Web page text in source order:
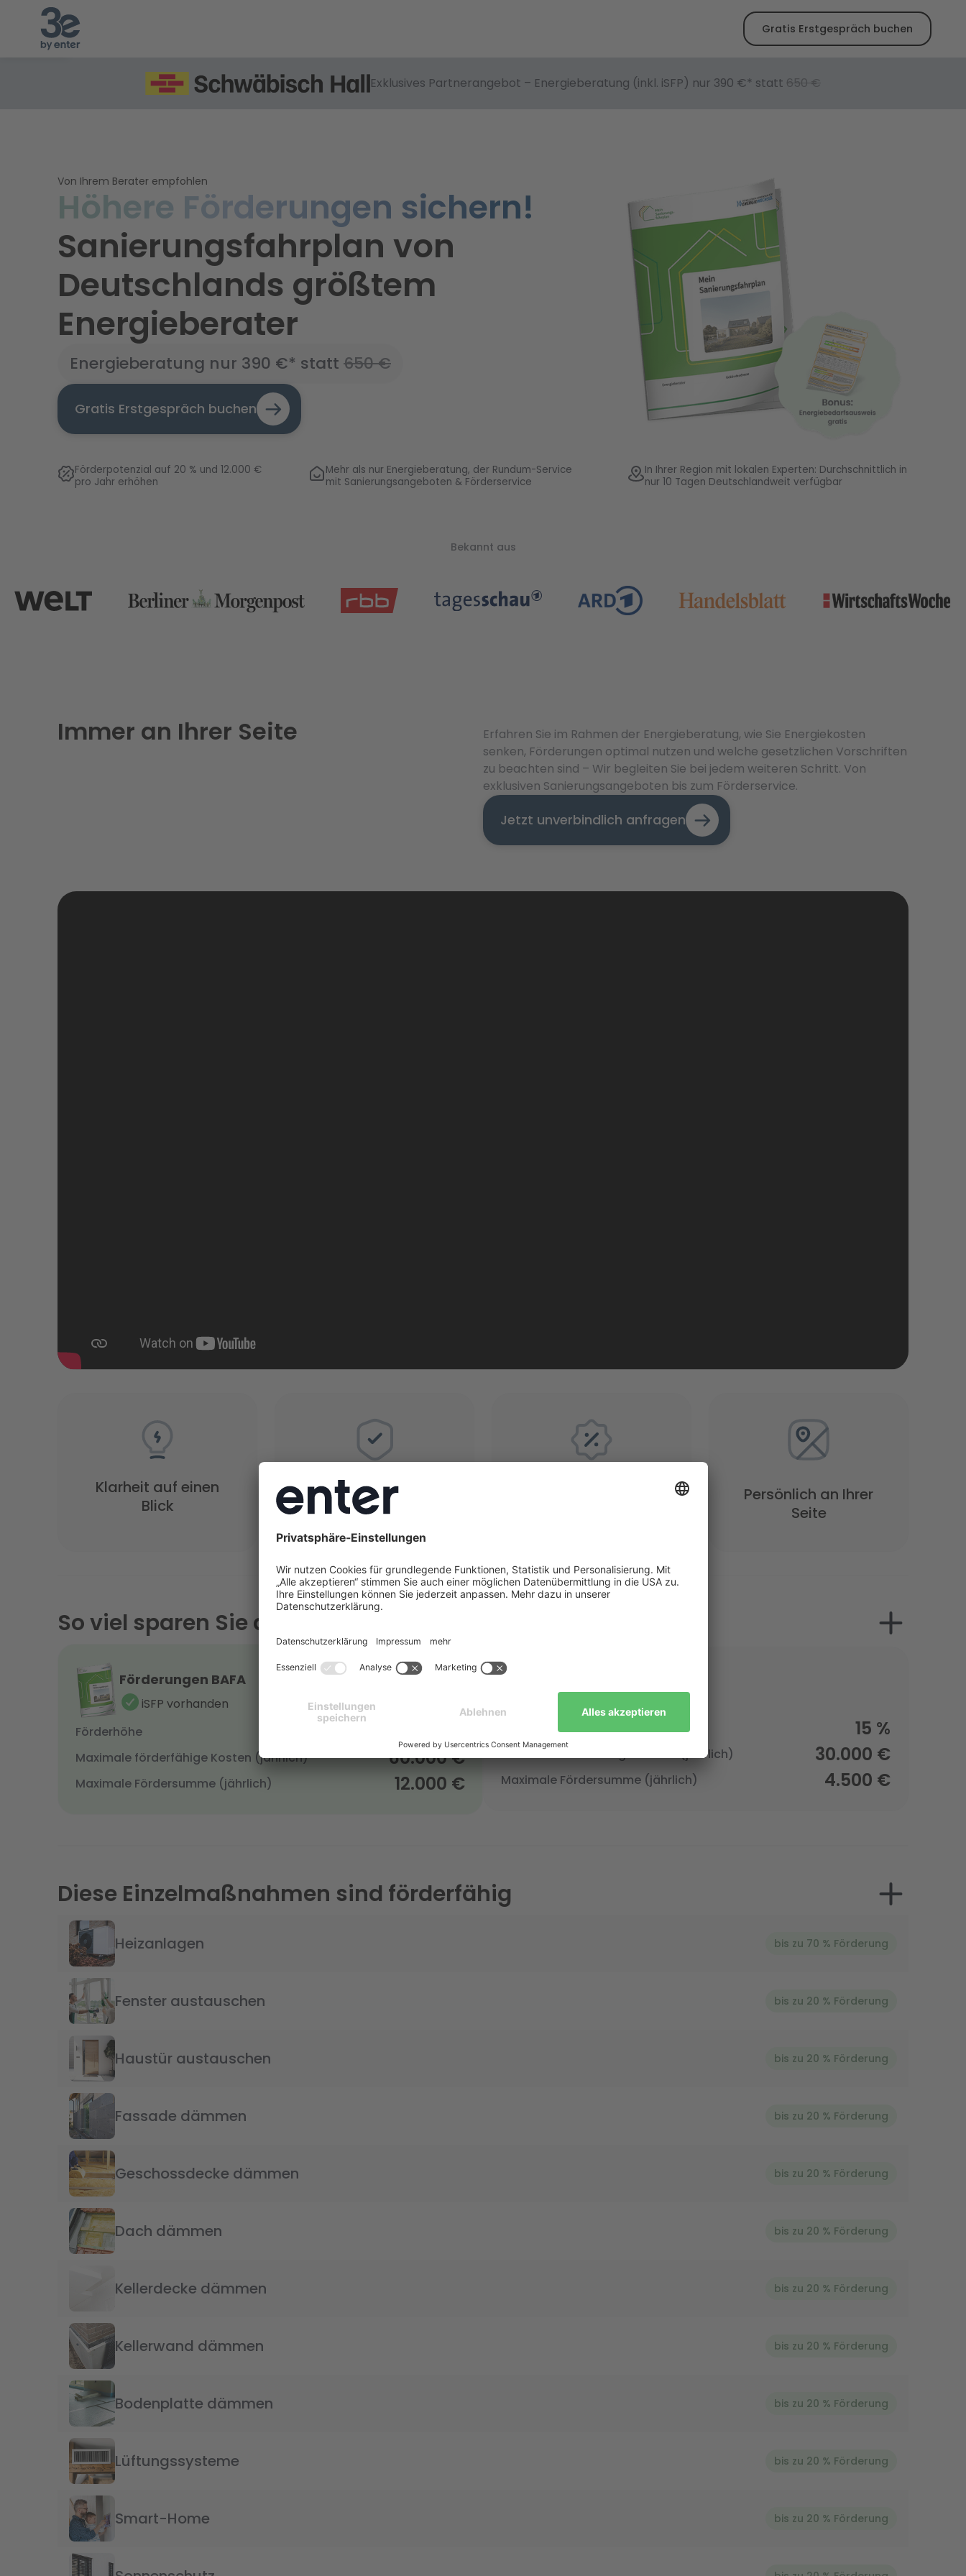
Gratis Erstgespräch buchen
Exklusives Partnerangebot – Energieberatung (inkl. iSFP) nur 390 €* statt650€
Von Ihrem Berater empfohlen
Höhere Förderungen sichern!
Sanierungsfahrplan von
Deutschlands größtem
Energieberater
Energieberatung nur 390 €* statt 650€
Gratis Erstgespräch buchen
Förderpotenzial auf 20 % und 12.000 €
pro Jahr erhöhen
Mehr als nur Energieberatung, der Rundum-Service
mit Sanierungsangeboten & Förderservice
In Ihrer Region mit lokalen Experten: Durchschnittlich in
nur 10 Tagen Deutschlandweit verfügbar
Bekannt aus
Immer an Ihrer Seite
Erfahren Sie im Rahmen der Energieberatung, wie Sie Energiekosten
senken, Förderungen optimal nutzen und welche gesetzlichen Vorschriften
zu beachten sind – Wir begleiten Sie bei jedem weiteren Schritt. Von
exklusiven Sanierungsangeboten bis zum Förderservice.
Jetzt unverbindlich anfragen
Klarheit auf einen
Blick
Zukunftsicherheit &
Wertsteigerung
Persönlich an Ihrer
Seite
So viel sparen Sie durch die extra Förderung
Förderungen BAFA
iSFP vorhanden
Förderhöhe
Maximale förderfähige Kosten (jährlich) 60.000 €
Maximale Fördersumme (jährlich) 12.000 €
Förderungen BAFA
Förderhöhe
15 %
Maximale förderfähige Kosten (jährlich) 30.000 €
Maximale Fördersumme (jährlich) 4.500 €
Diese Einzelmaßnahmen sind förderfähig
Heizanlagen bis zu 70 % Förderung
Fenster austauschen bis zu 20 % Förderung
Haustür austauschen bis zu 20 % Förderung
Fassade dämmen bis zu 20 % Förderung
Geschossdecke dämmen bis zu 20 % Förderung
Dach dämmen bis zu 20 % Förderung
Kellerdecke dämmen bis zu 20 % Förderung
Kellerwand dämmen bis zu 20 % Förderung
Bodenplatte dämmen bis zu 20 % Förderung
Lüftungssysteme bis zu 20 % Förderung
Smart-Home bis zu 20 % Förderung